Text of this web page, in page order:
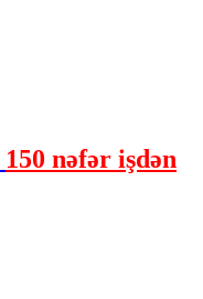
150 nəfər işdən